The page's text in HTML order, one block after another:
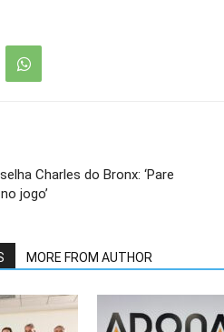
Charles do Bronx: ‘Pare
jogo’
MORE FROM AUTHOR